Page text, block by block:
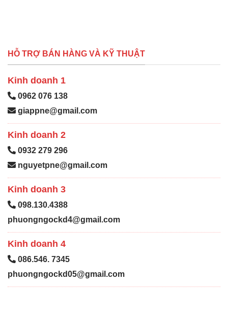
HỖ TRỢ BÁN HÀNG VÀ KỸ THUẬT
Kinh doanh 1
0962 076 138
giappne@gmail.com
Kinh doanh 2
0932 279 296
nguyetpne@gmail.com
Kinh doanh 3
098.130.4388
phuongngockd4@gmail.com
Kinh doanh 4
086.546. 7345
phuongngockd05@gmail.com